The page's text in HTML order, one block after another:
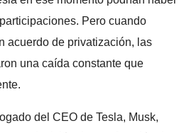
Pero cuando
acuerdo de privatización, las
una caída constante que
del CEO de Tesla, Musk,